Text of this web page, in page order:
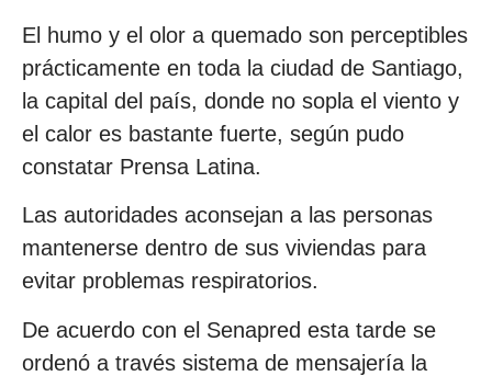
El humo y el olor a quemado son perceptibles
prácticamente en toda la ciudad de Santiago,
la capital del país, donde no sopla el viento y
el calor es bastante fuerte, según pudo
constatar Prensa Latina.
Las autoridades aconsejan a las personas
mantenerse dentro de sus viviendas para
evitar problemas respiratorios.
De acuerdo con el Senapred esta tarde se
ordenó a través sistema de mensajería la